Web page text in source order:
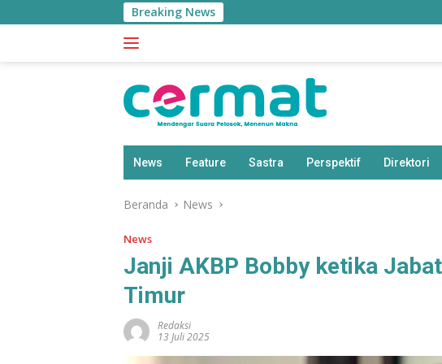
ke
Breaking News BPS:
News Feature Sastra Perspektif Direktori
Beranda News
News
Janji AKBP Bobby ketika
Timur
Redaksi
13 Juli 2025